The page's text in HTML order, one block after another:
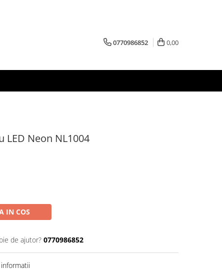
0770986852 0,00
LED Neon NL1004
IN COS
de ajutor? 0770986852